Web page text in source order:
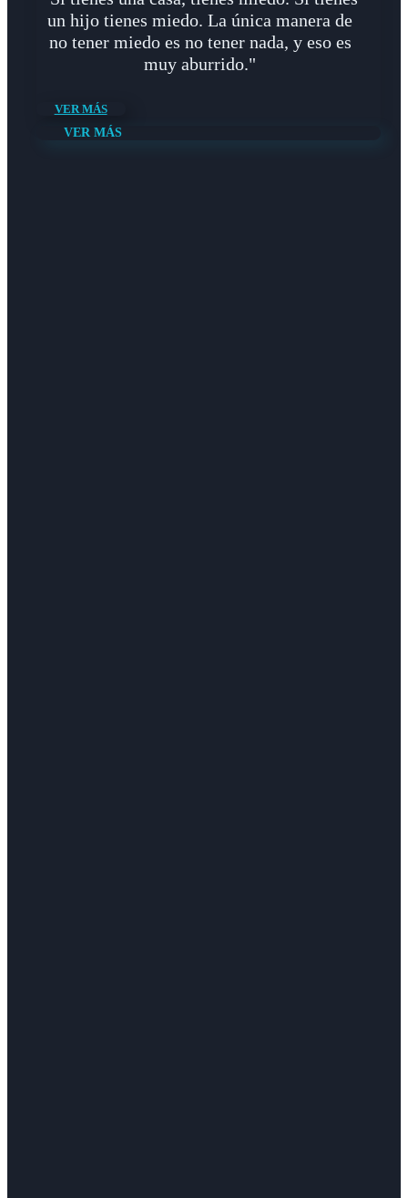
un hijo tienes miedo. La única manera de
no tener miedo es no tener nada, y eso es
muy aburrido."
VER MÁS
VER MÁS